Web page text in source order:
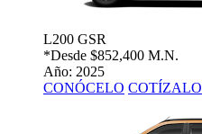
L200 GSR
*Desde $852,400 M.N.
Año: 2025
CONÓCELO COTÍZALO